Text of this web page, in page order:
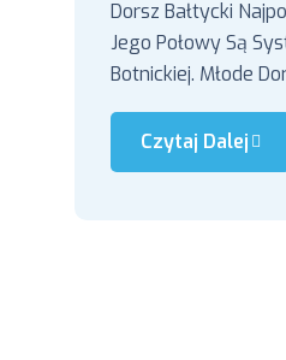
Dorsz Bałtycki
Jego Połowy Są
Botnickiej. Młode
Czytaj Dalej